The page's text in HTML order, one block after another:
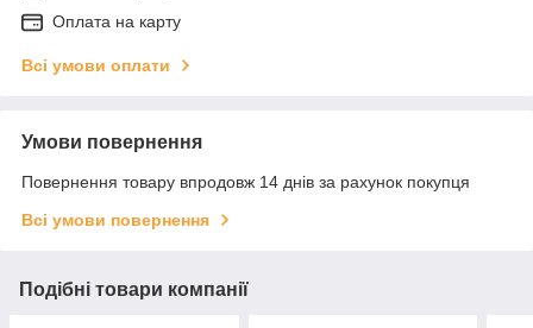
Оплата на карту
Всі умови оплати
Умови повернення
Повернення товару впродовж 14 днів за рахунок покупця
Всі умови повернення
Подібні товари компанії